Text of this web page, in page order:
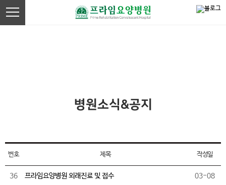
병원소식&공지
번호 제목 작성일
36 프라임요양병원 외래진료 및 접수 03-08